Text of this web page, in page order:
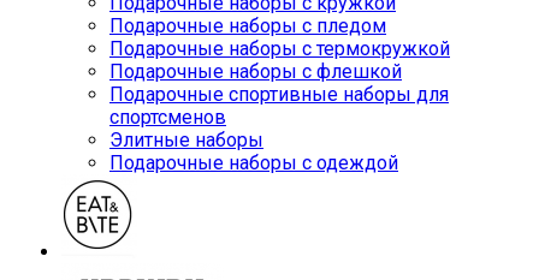
Подарочные наборы с пледом
Подарочные наборы с термокружкой
Подарочные наборы с флешкой
Подарочные спортивные наборы для
спортсменов
Элитные наборы
Подарочные наборы с одеждой